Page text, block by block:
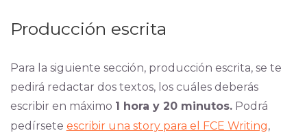
Producción escrita
Para la siguiente sección, producción escrita, se te
pedirá redactar dos textos, los cuáles deberás
escribir en máximo 1 hora y 20 minutos.Podrá
pedírsete escribir una story para el FCE Writing,